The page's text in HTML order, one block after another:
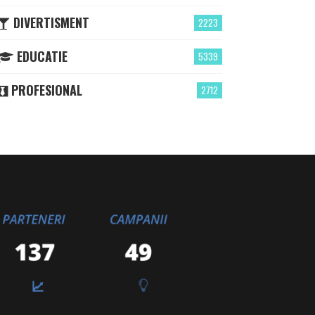
2223
DIVERTISMENT
5339
EDUCATIE
2712
PROFESIONAL